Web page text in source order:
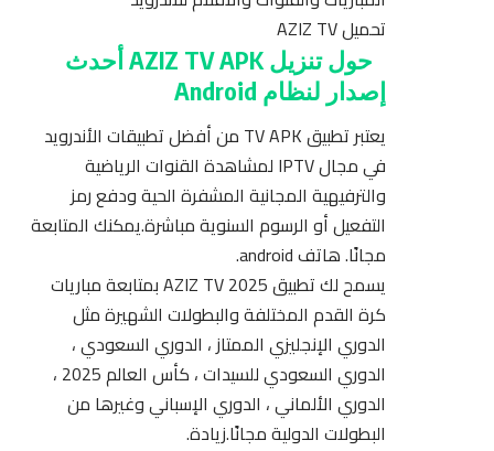
تحميل AZIZ TV
حول تنزيل AZIZ TV APK أحدث
إصدار لنظام Android
يعتبر تطبيق TV APK من أفضل تطبيقات الأندرويد
في مجال IPTV لمشاهدة القنوات الرياضية
والترفيهية المجانية المشفرة الحية ودفع رمز
التفعيل أو الرسوم السنوية مباشرة.يمكنك المتابعة
مجانًا. هاتف android.
يسمح لك تطبيق AZIZ TV 2025 بمتابعة مباريات
كرة القدم المختلفة والبطولات الشهيرة مثل
الدوري الإنجليزي الممتاز ، الدوري السعودي ،
الدوري السعودي للسيدات ، كأس العالم 2025 ،
الدوري الألماني ، الدوري الإسباني وغيرها من
البطولات الدولية مجانًا.زيادة.